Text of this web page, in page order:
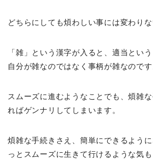
どちらにしても煩わしい事には変わりな
「雑」という漢字が入ると、適当とい
自分が雑なのではなく事柄が雑なのです
スムーズに進むようなことでも、煩雑
ればゲンナリしてしまいます。
煩雑な手続きさえ、簡単にできるよう
っとスムーズに生きて行けるような気も